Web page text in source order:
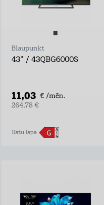
Blaupunkt
43" / 43QBG6000S
11,03 € /mēn.
264,78 €
Datu lapa